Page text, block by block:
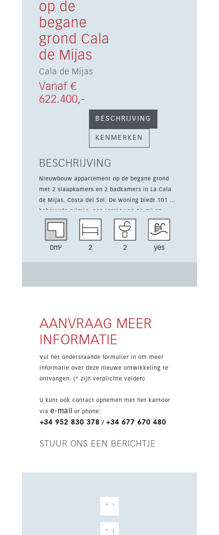
op de
begane
grond Cala
de Mijas
Cala de Mijas
Vanaf €
622.400,-
BESCHRIJVING
KENMERKEN
BESCHRIJVING
Nieuwbouw appartement op de begane grond
met 2 slaapkamers en 2 badkamers in La Cala
de Mijas, Costa del Sol. De woning biedt 101 m²
bebouwde ruimte, een terras van 16 m² en
toegang tot gemeenschappelijke tuinen, een
gemeenschappelijk zwembad en
omgeving. De ligging is ideaal, op slechts 1,8
appartement beschikt over een volledig
uitgeruste keuken, warm en koud
airconditioning en uitzicht op de stad.
0m² 2 2 yes
AANVRAAG MEER
INFORMATIE
Vul het onderstaande formulier in om meer
informatie over deze nieuwe ontwikkeling te
ontvangen. (* zijn verplichte velden)
U kunt ook contact opnemen met het kantoor
via e-mail or phone:
+34 952 830 378 / +34 677 670 480
STUUR ONS EEN BERICHTJE